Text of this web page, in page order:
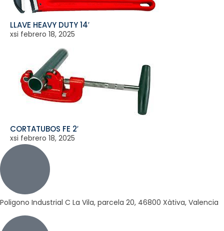
LLAVE HEAVY DUTY 14′
xsi febrero 18, 2025
CORTATUBOS FE 2′
xsi febrero 18, 2025
Poligono Industrial C La Vila, parcela 20, 46800 Xàtiva, Valencia